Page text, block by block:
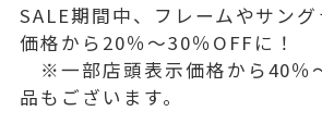
SALE期間中、フレームやサン
価格から20％～30％OFFに！
※一部店頭表示価格から40％
品もございます。